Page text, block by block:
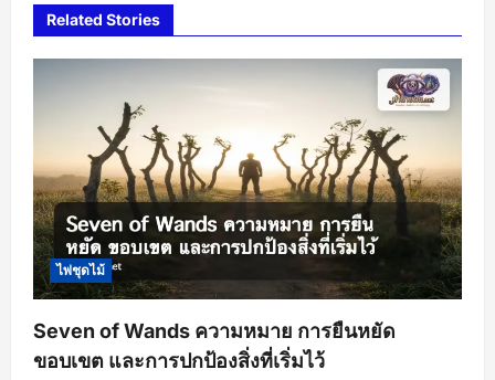
g
i
o
n
Related Stories
ไพ่ชุดไม้
Seven of Wands ความหมาย การยืนหยัด
ขอบเขต และการปกป้องสิ่งที่เริ่มไว้